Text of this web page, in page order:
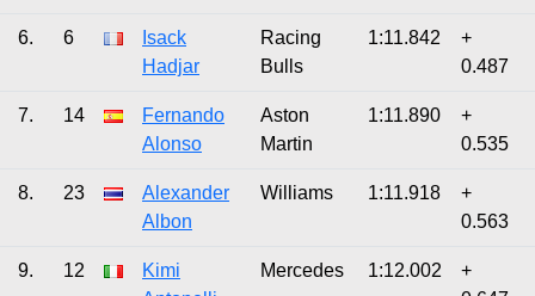
6. 6
Isack
Hadjar
Racing
Bulls
1:11.842
+
0.487
7. 14
Fernando
Alonso
Aston
Martin
1:11.890
+
0.535
8. 23
Alexander
Albon
Williams 1:11.918
+
0.563
9. 12
Kimi
Mercedes 1:12.002
+